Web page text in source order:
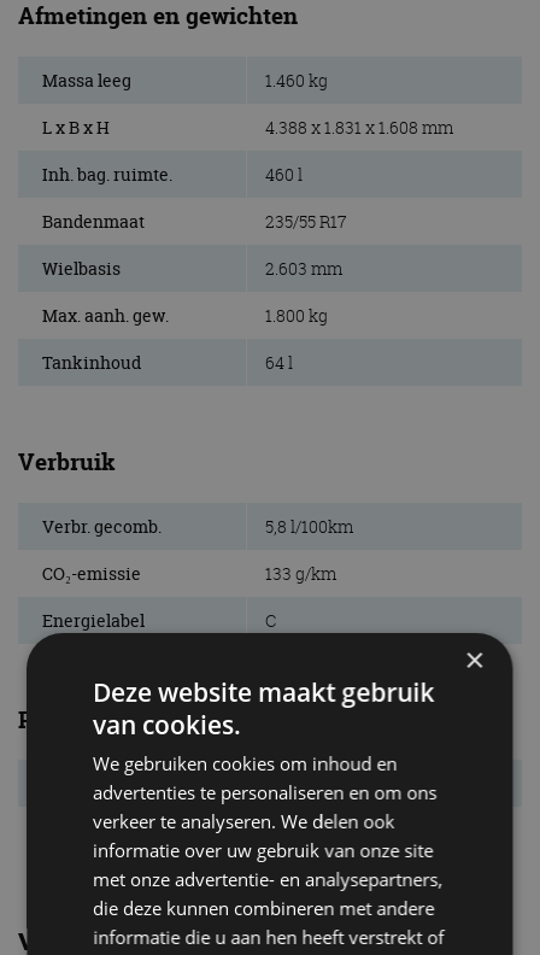
Afmetingen en gewichten
Massa leeg 1.460 kg
L x B x H 4.388 x 1.831 x 1.608 mm
Inh. bag. ruimte. 460 l
Bandenmaat 235/55 R17
Wielbasis 2.603 mm
Max. aanh. gew. 1.800 kg
Tankinhoud 64 l
Verbruik
Verbr. gecomb. 5,8 l/100km
CO₂-emissie 133 g/km
Energielabel C
Prestaties
Acc. 0-100 km/u 10,8 s
Topsnelheid 194 km/u
Vergelijkbare uitvoeringen
×
Deze website maakt gebruik
van cookies.
We gebruiken cookies om inhoud en
advertenties te personaliseren en om ons
verkeer te analyseren. We delen ook
informatie over uw gebruik van onze site
met onze advertentie- en analysepartners,
die deze kunnen combineren met andere
informatie die u aan hen heeft verstrekt of